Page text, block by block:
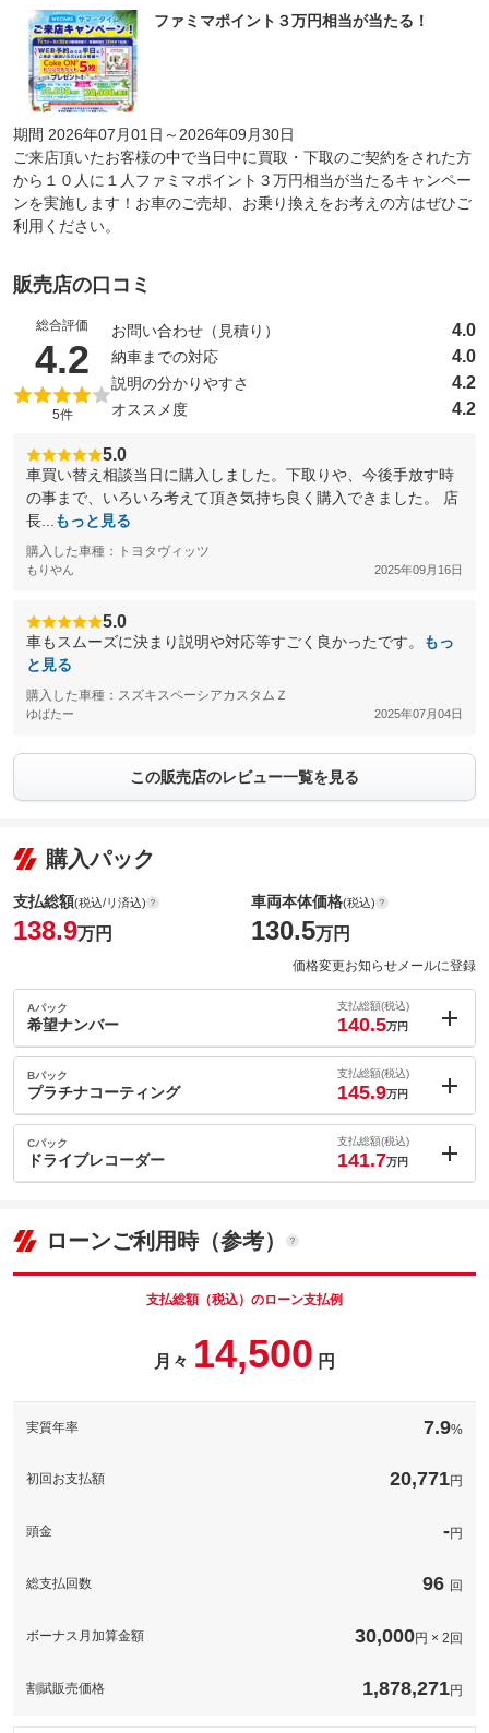
ファミマポイント３万円相当が当たる！
期間 2026年07月01日～2026年09月30日
ご来店頂いたお客様の中で当日中に買取・下取のご契約をされた方
から１０人に１人ファミマポイント３万円相当が当たるキャンペー
ンを実施します！お車のご売却、お乗り換えをお考えの方はぜひご
利用ください。
販売店の口コミ
総合評価
4.2 （5点満点中）
5件
お問い合わせ（見積り） 4.0
納車までの対応 4.0
説明の分かりやすさ 4.2
オススメ度 4.2
5.0
車買い替え相談当日に購入しました。下取りや、今後手放す時
の事まで、いろいろ考えて頂き気持ち良く購入できました。 店
長...
もっと見る
購入した車種：トヨタヴィッツ
もりやん 2025年09月16日
5.0
車もスムーズに決まり説明や対応等すごく良かったです。
もっ
と見る
購入した車種：スズキスペーシアカスタムＺ
ゆばたー 2025年07月04日
この販売店のレビュー一覧を見る
購入パック
支払総額(税込/リ済込)
138.9万円
車両本体価格(税込)
130.5万円
価格変更お知らせメールに登録
Aパック
希望ナンバー
支払総額(税込)
140.5万円
内：オプシ
ョン価格
(税込)
車両本体価
130.5万円
パック内容
は抽選になることがございます。
Bパック
プラチナコーティング
支払総額(税込)
145.9万円
内：オプシ
ョン価格
(税込)
車両本体価
性が持続！※表示価格は普通車ＬＬサイズの価格です。他サイズ
の価格については下記の通りです。軽自動車３９，９００円、普
備考
このパックの見積もり依頼（無料）
Cパック
ドライブレコーダー
支払総額(税込)
141.7万円
車両本体価
130.5
望の機種がある場合、追加費用がかかります。ご了承ください。
ローンご利用時（参考）
支払総額（税込）のローン支払例
月々 14,500 円
実質年率 7.9%
初回お支払額 20,771円
頭金 -円
総支払回数 96 回
ボーナス月加算金額 30,000円 × 2回
割賦販売価格 1,878,271円